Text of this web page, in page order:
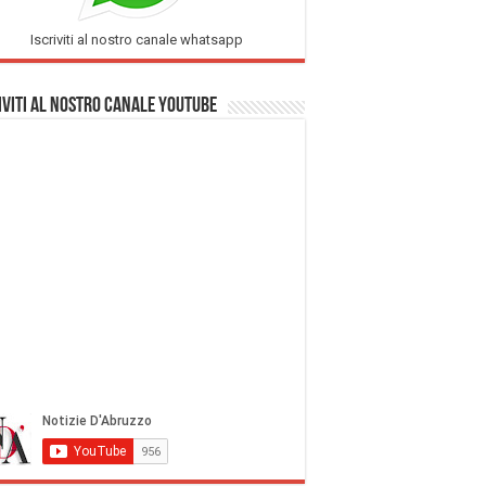
Iscriviti al nostro canale whatsapp
al nostro Canale Youtube